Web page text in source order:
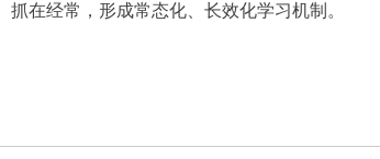
在经常，形成常态化、长效化学习机制。